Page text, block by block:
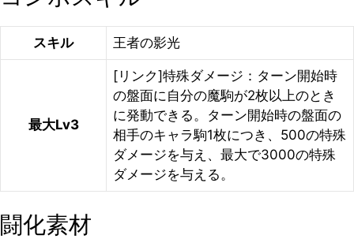
スキル 王者の影光
最大Lv3
[リンク]特殊ダメージ：ターン開始時
の盤面に自分の魔駒が2枚以上のとき
に発動できる。ターン開始時の盤面の
相手のキャラ駒1枚につき、500の特殊
ダメージを与え、最大で3000の特殊
ダメージを与える。
闘化素材